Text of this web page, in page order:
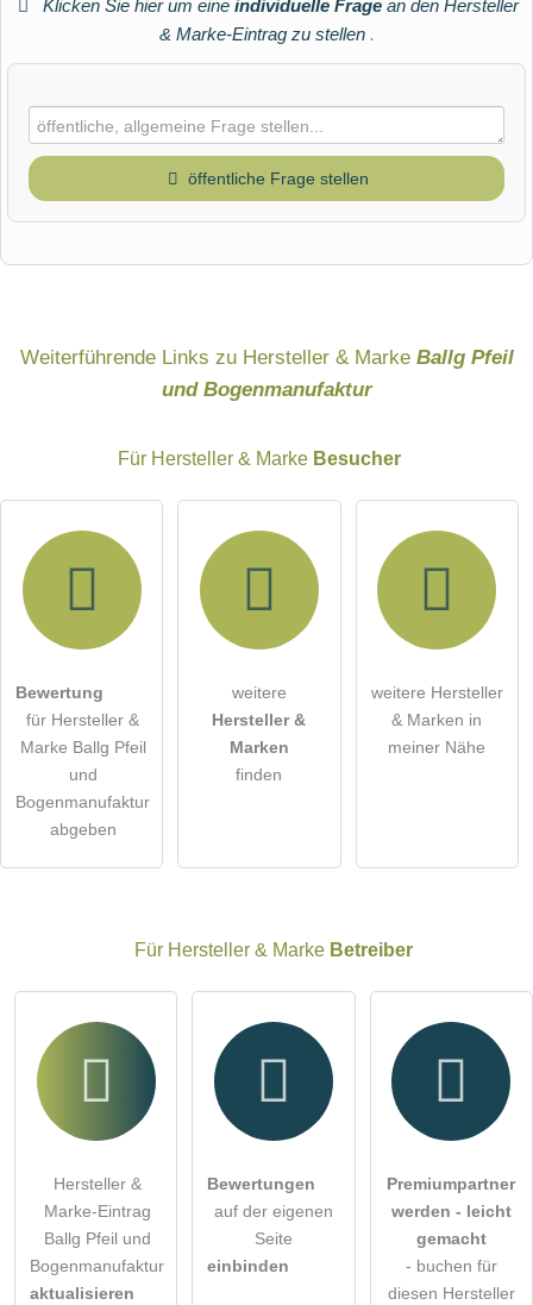
Klicken Sie hier um eine individuelle Fragean den Hersteller
& Marke-Eintrag zu stellen .
öffentliche Frage stellen
Die Datenschutzerklärunghabe ich zur Kenntnis genommen.
öffentliche Frage stellen Abbrechen
Hinweis:Bitte beachten Sie, öffentliche Fragen sind
Weiterführende Links zu Hersteller & Marke Ballg Pfeil
und Bogenmanufaktur
Für Hersteller & Marke Besucher
Bewertung
für Hersteller &
Marke Ballg Pfeil
und
Bogenmanufaktur
abgeben
weitere
Hersteller &
Marken
finden
weitere Hersteller
& Marken in
meiner Nähe
Für Hersteller & Marke Betreiber
Hersteller &
Marke-Eintrag
Ballg Pfeil und
Bogenmanufaktur
aktualisieren
Bewertungen
auf der eigenen
Seite
einbinden
Premiumpartner
werden - leicht
gemacht
- buchen für
diesen Hersteller